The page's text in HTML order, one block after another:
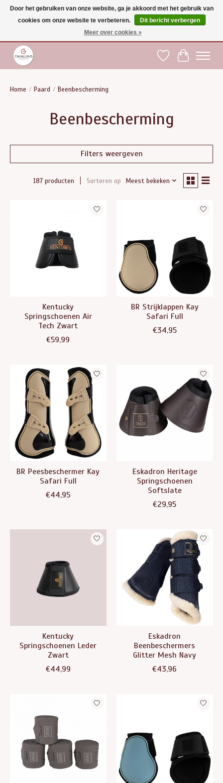
Gratis verzending vanaf €75 binnen BE - vanaf €100 naar EU | Voor 17:00 besteld is
dezelfde dag verzonden | Klantendienst: +32 (0)51 21 27 00 |
Verlanglijst
Home / Paard / Beenbescherming
Beenbescherming
Filters weergeven
187 producten Sorteren op Meest bekeken
Kentucky
Springschoenen Air
Tech Zwart
€59,99
BR Strijklappen Kay
Safari Full
€34,95
BR Peesbeschermer Kay
Safari Full
€44,95
Eskadron Heritage
Springschoenen
Softslate
€29,95
Kentucky
Springschoenen Leder
Zwart
€44,99
Eskadron
Beenbeschermers
Glitter Mesh Navy
€43,96
Door het gebruiken van onze website, ga je akkoord met het gebruik van
cookies om onze website te verbeteren.
Dit bericht verbergen
Meer over cookies »